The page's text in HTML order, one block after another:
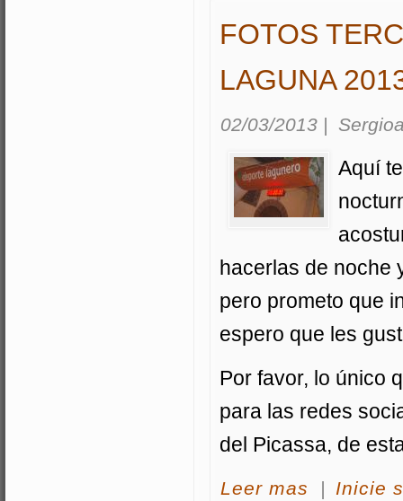
FOTOS
LAGUNA
02/03/2013 |
Aquí
hacerlas de noche
pero prometo que
espero que les
Por favor, lo único
para las redes
del Picassa, de
Leer mas acerca Fotos
| Inicie